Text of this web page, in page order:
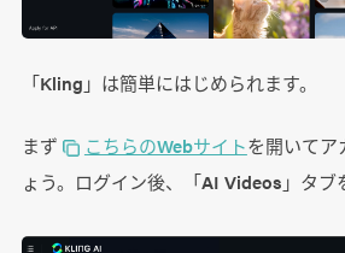
「Kling」は簡単にはじめられます。
まず こちらのWebサイトを開いてア
ょう。ログイン後、「AI Videos」タブ